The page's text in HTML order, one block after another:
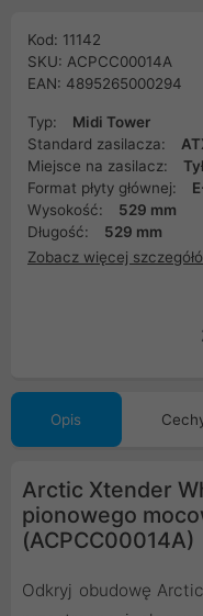
Kod: 11142
SKU: ACPCC00014A
EAN: 4895265000294
Typ:
Midi Tower
Standard zasilacza:
Miejsce na zasilacz:
Format płyty głównej:
Wysokość:
529 mm
Długość:
529 mm
Zobacz więcej
Opis
Arctic Xtender
pionowego
(ACPCC00014A)
Odkryj obudowę